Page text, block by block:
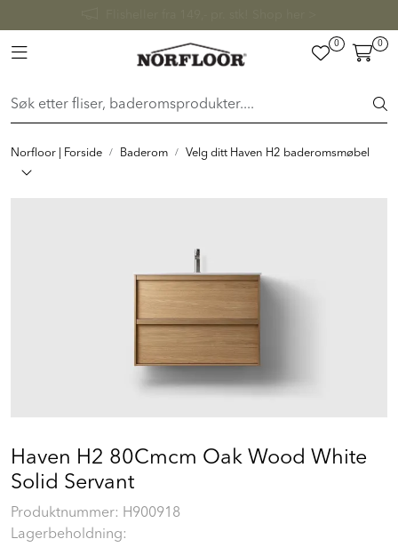
Toggle navigation
0 0
Norfloor | Forside Baderom Velg ditt Haven H2 baderomsmøbel
Haven H2 80Cmcm Oak Wood White
Solid Servant
Produktnummer: H900918
Lagerbeholdning:
BADEROM
INTERIØR
Still et spørsmål
Favoritter (0)